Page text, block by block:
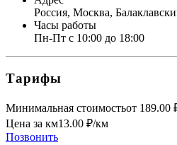
Россия, Москва,
Часы работы
Пн-Пт с 10:00 до 18:00
Тарифы
Минимальная стоимостьот 189.00
Цена за км13.00 ₽/км
Позвонить